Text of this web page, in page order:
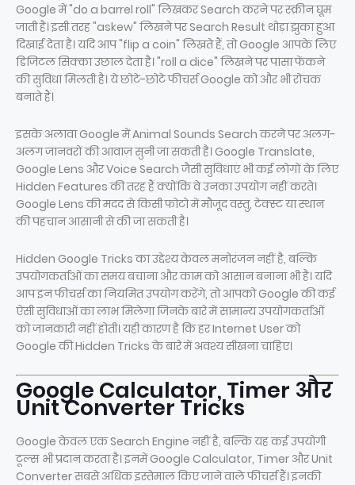
Google में "do a barrel roll" लिखकर Search करने पर स्क्रीन घूम
जाती है। इसी तरह "askew" लिखने पर Search Result थोड़ा झुका हुआ
दिखाई देता है। यदि आप "flip a coin" लिखते हैं, तो Google आपके लिए
डिजिटल सिक्का उछाल देता है। "roll a dice" लिखने पर पासा फेंकने
की सुविधा मिलती है। ये छोटे-छोटे फीचर्स Google को और भी रोचक
बनाते हैं।
इसके अलावा Google में Animal Sounds Search करने पर अलग-
अलग जानवरों की आवाज़ सुनी जा सकती है। Google Translate,
Google Lens और Voice Search जैसी सुविधाएं भी कई लोगों के लिए
Hidden Features की तरह हैं क्योंकि वे उनका उपयोग नहीं करते।
Google Lens की मदद से किसी फोटो में मौजूद वस्तु, टेक्स्ट या स्थान
की पहचान आसानी से की जा सकती है।
Hidden Google Tricks का उद्देश्य केवल मनोरंजन नहीं है, बल्कि
उपयोगकर्ताओं का समय बचाना और काम को आसान बनाना भी है। यदि
आप इन फीचर्स का नियमित उपयोग करेंगे, तो आपको Google की कई
ऐसी सुविधाओं का लाभ मिलेगा जिनके बारे में सामान्य उपयोगकर्ताओं
को जानकारी नहीं होती। यही कारण है कि हर Internet User को
Google की Hidden Tricks के बारे में अवश्य सीखना चाहिए।
Google Calculator, Timer और
Unit Converter Tricks
Google केवल एक Search Engine नहीं है, बल्कि यह कई उपयोगी
टूल्स भी प्रदान करता है। इनमें Google Calculator, Timer और Unit
Converter सबसे अधिक इस्तेमाल किए जाने वाले फीचर्स हैं। इनकी